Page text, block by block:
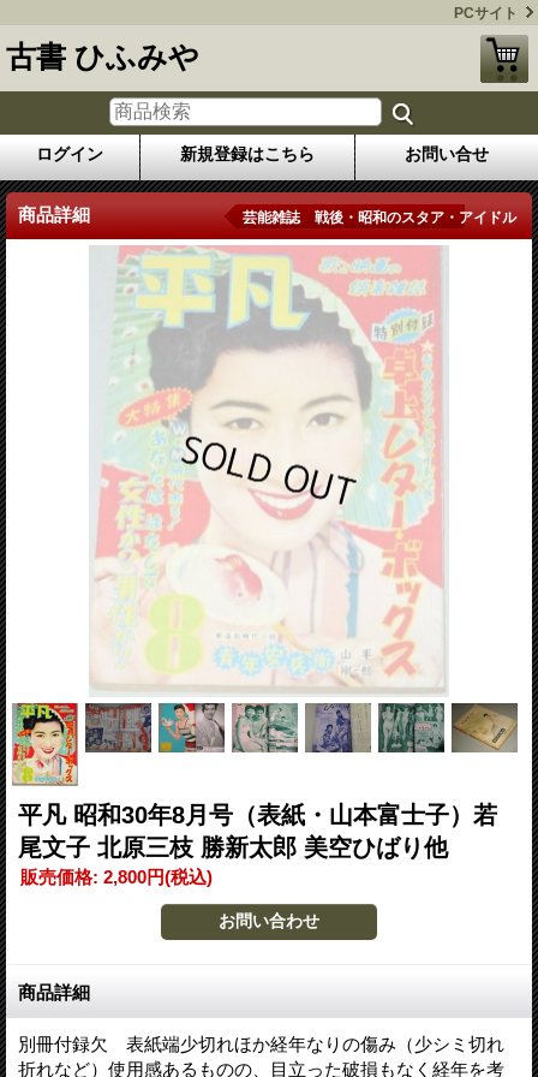
PCサイト
古書 ひふみや
ログイン 新規登録はこちら お問い合せ
商品詳細 芸能雑誌 戦後・昭和のスタア・アイドル
平凡 昭和30年8月号（表紙・山本富士子）若
尾文子 北原三枝 勝新太郎 美空ひばり他
販売価格: 2,800円(税込)
商品詳細
別冊付録欠 表紙端少切れほか経年なりの傷み（少シミ切れ
折れなど）使用感あるものの、目立った破損もなく経年を考